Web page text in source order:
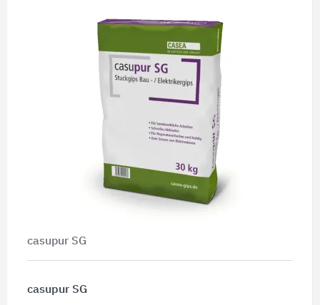
casupur SG
casupur SG